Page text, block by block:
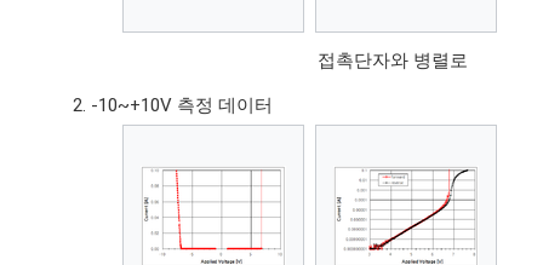
접촉단자와 병렬로
-10~+10V 측정 데이터